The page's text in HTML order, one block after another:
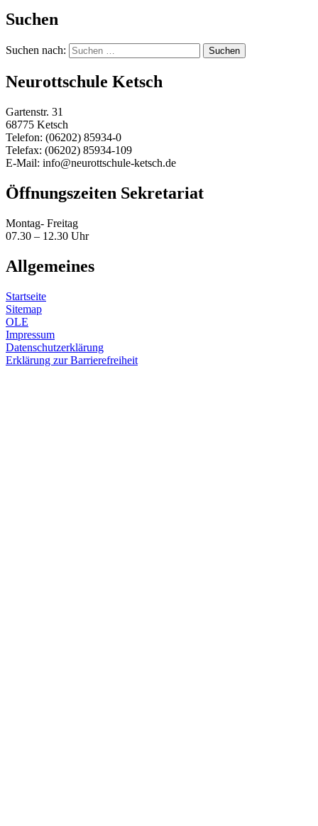
Suchen
Suchen nach:
Neurottschule Ketsch
Gartenstr. 31
68775 Ketsch
Telefon: (06202) 85934-0
Telefax: (06202) 85934-109
E-Mail: info@neurottschule-ketsch.de
Öffnungszeiten Sekretariat
Montag- Freitag
07.30 – 12.30 Uhr
Allgemeines
Startseite
Sitemap
OLE
Impressum
Datenschutzerklärung
Erklärung zur Barrierefreiheit